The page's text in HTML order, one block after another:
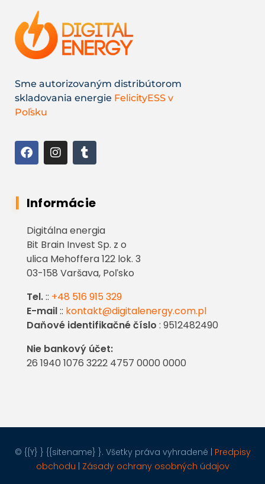
Sme autorizovaným distribútorom
skladovania energie FelicityESS v
Poľsku
Informácie
Digitálna energia
Bit Brain Invest Sp. z o
ulica Mehoffera 122 lok. 3
03-158 Varšava, Poľsko
Tel.:: +48 516 915 329
E-mail:: kontakt@digitalenergy.com.pl
Daňové identifikačné číslo : 9512482490
Nie bankový účet:
26 1940 1076 3222 4757 0000 0000
© {{Y} } {{sitename} }. Všetky práva vyhradené |
Predpisy
obchodu
Zásady ochrany osobných údajov